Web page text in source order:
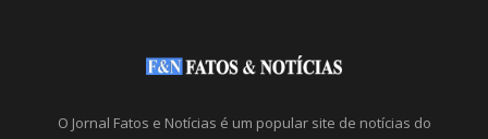
O Jornal Fatos e Notícias é um popular site de notícias do